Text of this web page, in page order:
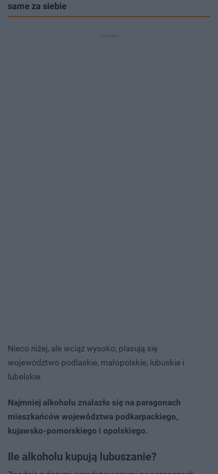
same za siebie
Nieco niżej, ale wciąż wysoko, plasują się
województwo podlaskie, małopolskie, lubuskie i
lubelskie.
Najmniej alkoholu znalazło się na paragonach
mieszkańców województwa podkarpackiego,
kujawsko-pomorskiego i opolskiego.
Ile alkoholu kupują lubuszanie?